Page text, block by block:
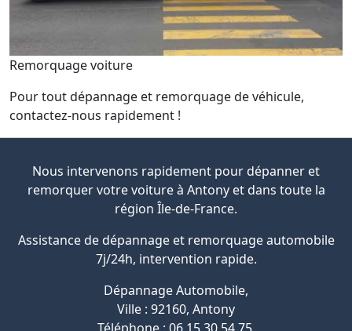
Remorquage voiture
Pour tout dépannage et remorquage de véhicule,
contactez-nous rapidement !
Nous intervenons rapidement pour dépanner et
remorquer votre voiture à Antony et dans toute la
région Île-de-France.
Assistance de dépannage et remorquage automobile
7j/24h, intervention rapide.
Dépannage Automobile,
Ville : 92160, Antony
Téléphone : 06 15 30 54 75.